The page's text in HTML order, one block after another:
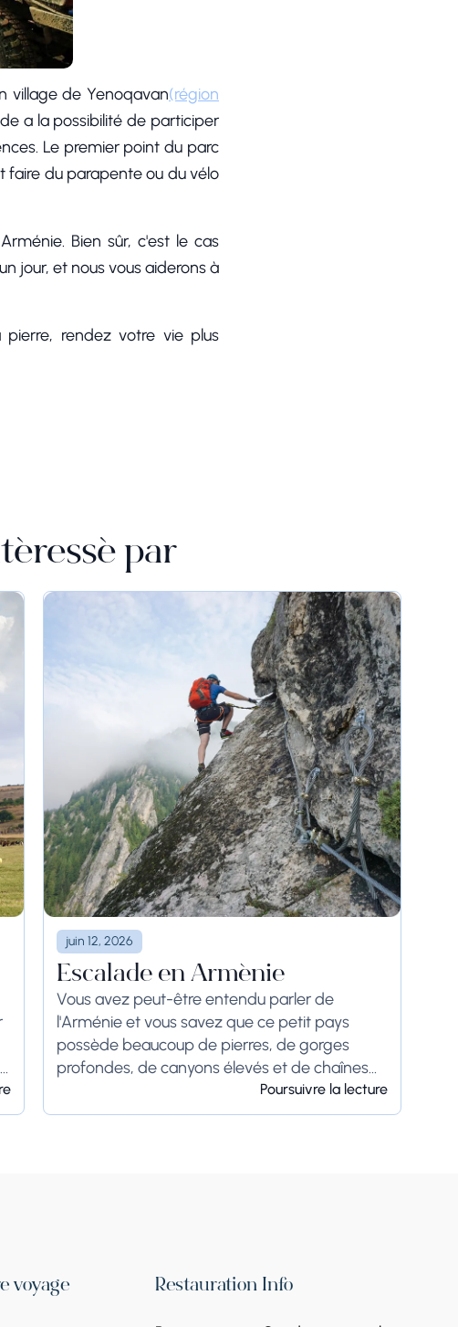
village de Yenoqavan(région
a la possibilité de participer
Le premier point du parc
faire du parapente ou du vélo
Bien sûr, c'est le cas
jour, et nous vous aiderons à
rendez votre vie plus
par
juin 12, 2026
Escalade en Arménie
Vous avez peut-être entendu parler de
l'Arménie et vous savez que ce petit pays
possède beaucoup de pierres, de gorges
profondes, de canyons élevés et de chaînes
de montagnes. Ces facteurs ont toujours été à
l'avantage...
Poursuivre la lecture
voyage Restauration Info